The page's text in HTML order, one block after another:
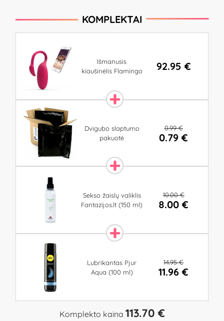
KOMPLEKTAI
Išmanusis
kiaušinėlis Flamingo
92.95 €
Dvigubo slaptumo
pakuotė
0.99 €
0.79 €
Sekso žaislų valiklis
Fantazijos.lt (150 ml)
10.00 €
8.00 €
Lubrikantas Pjur
Aqua (100 ml)
14.95 €
11.96 €
Komplekto kaina 113.70 €